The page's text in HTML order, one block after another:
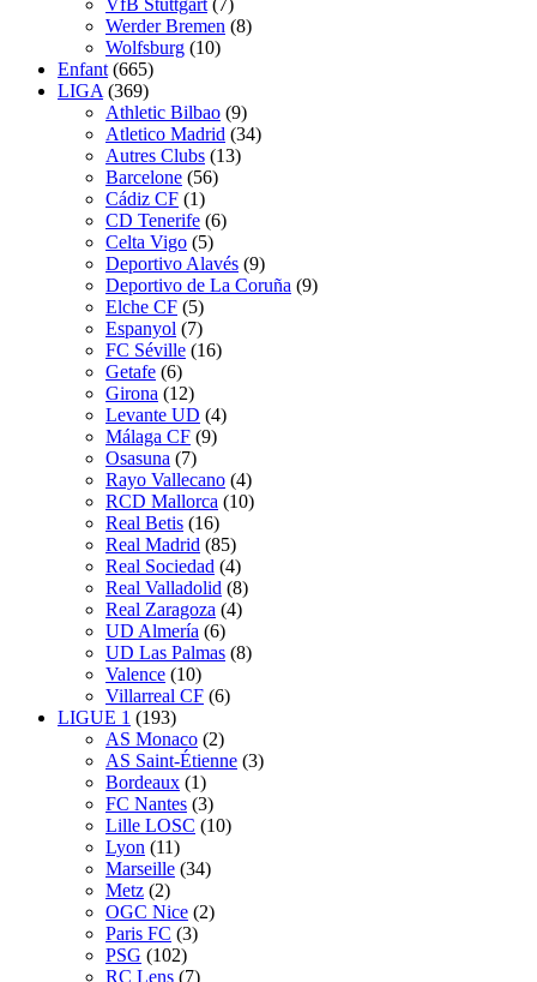
Werder Bremen (8)
Wolfsburg (10)
Enfant (665)
LIGA (369)
Athletic Bilbao (9)
Atletico Madrid (34)
Autres Clubs (13)
Barcelone (56)
Cádiz CF (1)
CD Tenerife (6)
Celta Vigo (5)
Deportivo Alavés (9)
Deportivo de La Coruña (9)
Elche CF (5)
Espanyol (7)
FC Séville (16)
Getafe (6)
Girona (12)
Levante UD (4)
Málaga CF (9)
Osasuna (7)
Rayo Vallecano (4)
RCD Mallorca (10)
Real Betis (16)
Real Madrid (85)
Real Sociedad (4)
Real Valladolid (8)
Real Zaragoza (4)
UD Almería (6)
UD Las Palmas (8)
Valence (10)
Villarreal CF (6)
LIGUE 1 (193)
AS Monaco (2)
AS Saint-Étienne (3)
Bordeaux (1)
FC Nantes (3)
Lille LOSC (10)
Lyon (11)
Marseille (34)
Metz (2)
OGC Nice (2)
Paris FC (3)
PSG (102)
RC Lens (7)